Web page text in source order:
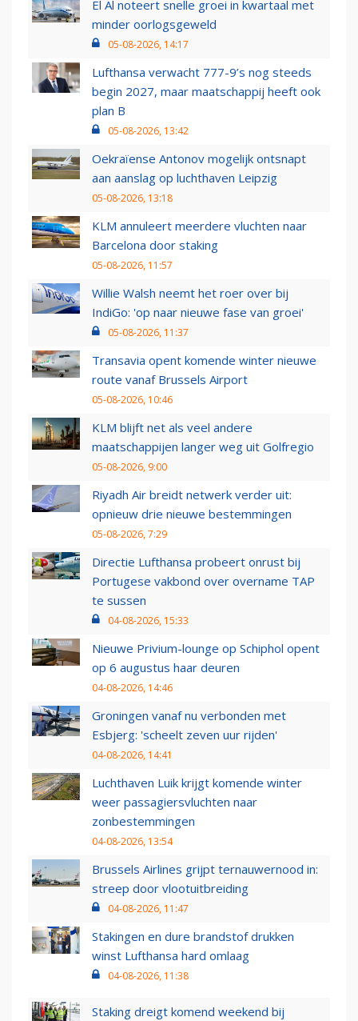
El Al noteert snelle groei in kwartaal met
minder oorlogsgeweld
05-08-2026, 14:17
Lufthansa verwacht 777-9’s nog steeds
begin 2027, maar maatschappij heeft ook
plan B
05-08-2026, 13:42
Oekraïense Antonov mogelijk ontsnapt
aan aanslag op luchthaven Leipzig
05-08-2026, 13:18
KLM annuleert meerdere vluchten naar
Barcelona door staking
05-08-2026, 11:57
Willie Walsh neemt het roer over bij
IndiGo: 'op naar nieuwe fase van groei'
05-08-2026, 11:37
Transavia opent komende winter nieuwe
route vanaf Brussels Airport
05-08-2026, 10:46
KLM blijft net als veel andere
maatschappijen langer weg uit Golfregio
05-08-2026, 9:00
Riyadh Air breidt netwerk verder uit:
opnieuw drie nieuwe bestemmingen
05-08-2026, 7:29
Directie Lufthansa probeert onrust bij
Portugese vakbond over overname TAP
te sussen
04-08-2026, 15:33
Nieuwe Privium-lounge op Schiphol opent
op 6 augustus haar deuren
04-08-2026, 14:46
Groningen vanaf nu verbonden met
Esbjerg: 'scheelt zeven uur rijden'
04-08-2026, 14:41
Luchthaven Luik krijgt komende winter
weer passagiersvluchten naar
zonbestemmingen
04-08-2026, 13:54
Brussels Airlines grijpt ternauwernood in:
streep door vlootuitbreiding
04-08-2026, 11:47
Stakingen en dure brandstof drukken
winst Lufthansa hard omlaag
04-08-2026, 11:38
Staking dreigt komend weekend bij